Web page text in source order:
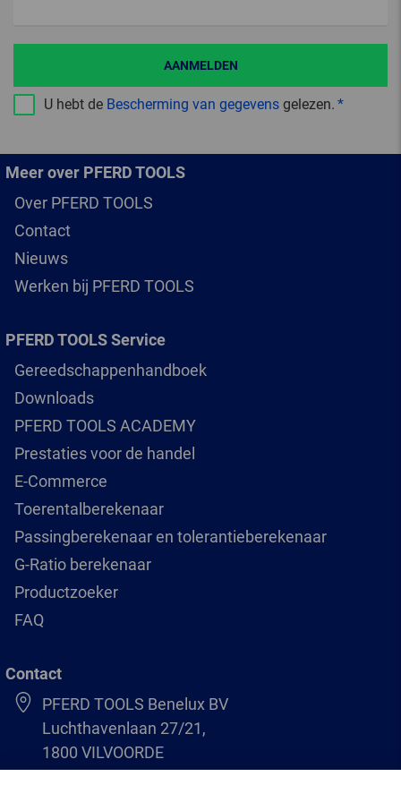
U hebt de Bescherming van gegevens gelezen.
AANMELDEN
Meer over PFERD TOOLS
Over PFERD TOOLS
Contact
Nieuws
Werken bij PFERD TOOLS
PFERD TOOLS Service
Gereedschappenhandboek
Downloads
PFERD TOOLS ACADEMY
Prestaties voor de handel
E-Commerce
Toerentalberekenaar
Passingberekenaar en tolerantieberekenaar
G-Ratio berekenaar
Productzoeker
FAQ
Contact
PFERD TOOLS Benelux BV
Luchthavenlaan 27/21,
1800 VILVOORDE